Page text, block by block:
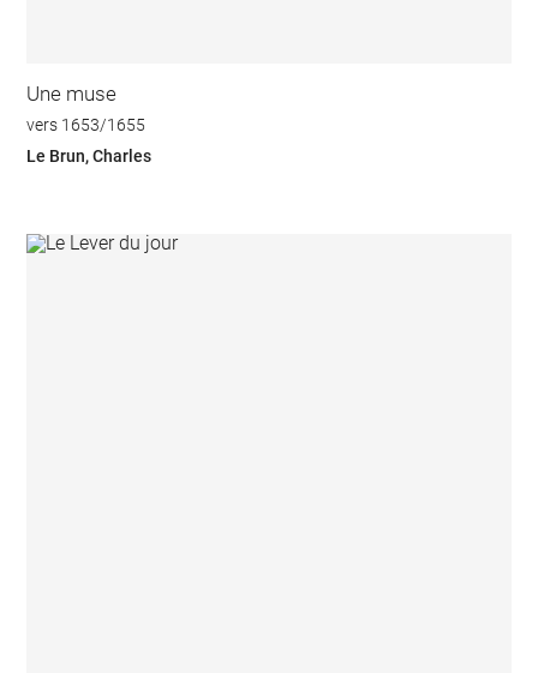
Une muse
vers 1653/1655
Le Brun, Charles